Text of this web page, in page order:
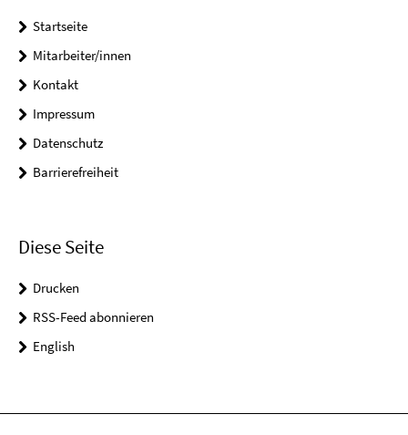
Startseite
Mitarbeiter/innen
Kontakt
Impressum
Datenschutz
Barrierefreiheit
Diese Seite
Drucken
RSS-Feed abonnieren
English